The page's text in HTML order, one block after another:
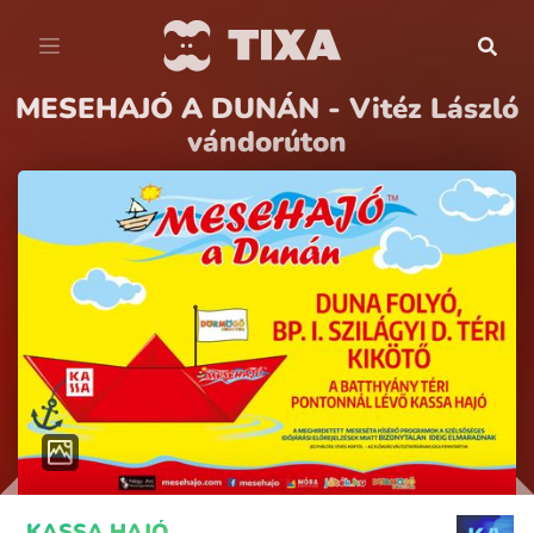
MESEHAJÓ A DUNÁN - Vitéz László
vándorúton